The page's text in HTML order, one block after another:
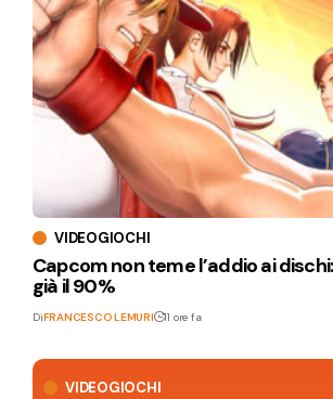
VIDEOGIOCHI
VIDEOGIOCHI
Capcom non teme l’addio ai
già il 90%
DiFRANCESCO LEMURI 11 ore fa